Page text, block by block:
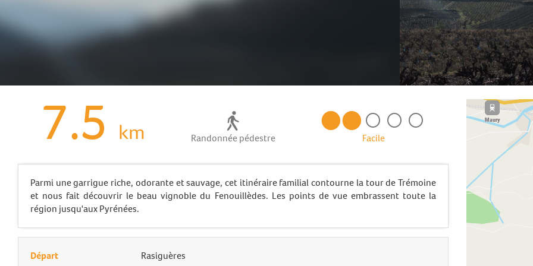
7.5 km Randonnée pédestre Facile
Parmi une garrigue riche, odorante et sauvage, cet itinéraire familial contourne la tour de Trémoine
et nous fait découvrir le beau vignoble du Fenouillèdes. Les points de vue embrassent toute la
région jusqu'aux Pyrénées.
Départ Rasiguères